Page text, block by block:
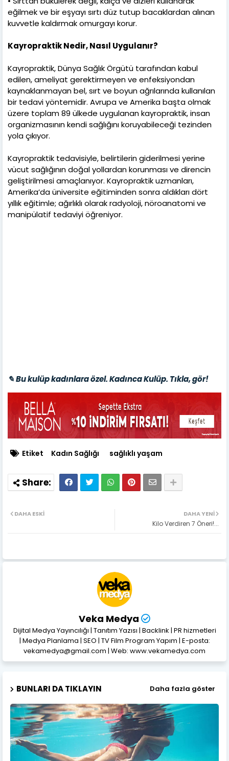
eğilmek ve bir eşyayı sırtı düz tutup bacaklardan alınan
kuvvetle kaldırmak omurgayı korur.
Kayropraktik Nedir, Nasıl Uygulanır?
Kayropraktik, Dünya Sağlık Örgütü tarafından kabul
edilen, ameliyat gerektirmeyen ve enfeksiyondan
kaynaklanmayan bel, sırt ve boyun ağrılarında kullanılan
bir tedavi yöntemidir. Avrupa ve Amerika başta olmak
üzere toplam 89 ülkede uygulanan kayropraktik, insan
organizmasının kendi sağlığını koruyabileceği tezinden
yola çıkıyor.
Kayropraktik tedavisiyle, belirtilerin giderilmesi yerine
vücut sağlığının doğal yollardan korunması ve direncin
geliştirilmesi amaçlanıyor. Kayropraktik uzmanları,
Amerika’da üniversite eğitiminden sonra aldıkları dört
yıllık eğitimle; ağırlıklı olarak radyoloji, nöroanatomi ve
manipülatif tedaviyi öğreniyor.
✎ Bu kulüp kadınlara özel. Kadınca Kulüp. Tıkla, gör!
Etiket Kadın Sağlığı sağlıklı yaşam
DAHA YENI
Kilo Verdiren 7 Öneri!...
DAHA ESKI
Veka Medya
Dijital Medya Yayıncılığı | Tanıtım Yazısı | Backlink | PR hizmetleri
| Medya Planlama | SEO | TV Film Program Yapım | E-posta:
vekamedya@gmail.com | Web: www.vekamedya.com
BUNLARI DA TIKLAYIN Daha fazla göster